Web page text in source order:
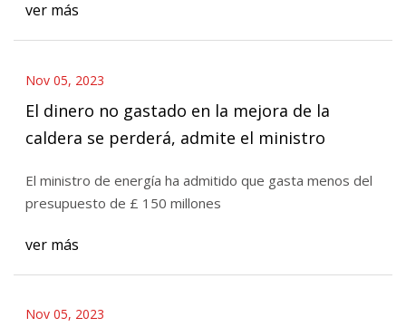
ver más
Nov 05, 2023
El dinero no gastado en la mejora de la
caldera se perderá, admite el ministro
El ministro de energía ha admitido que gasta menos del
presupuesto de £ 150 millones
ver más
Nov 05, 2023